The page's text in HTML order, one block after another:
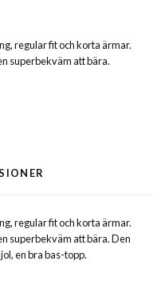
regular fit och korta ärmar.
superbekväm att bära.
regular fit och korta ärmar.
superbekväm att bära. Den
en bra bas-topp.